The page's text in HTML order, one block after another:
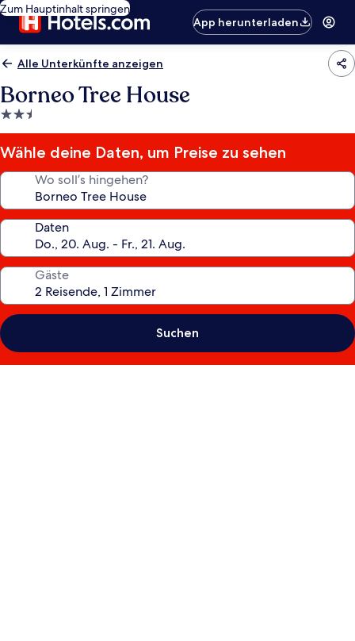
Zum Hauptinhalt springen
App herunterladen
Alle Unterkünfte anzeigen
Borneo Tree House
2.5-
Sterne-
Unterkunft
Wähle deine Daten, um Preise zu sehen
Wo soll’s hingehen?
Daten
Gäste
Suchen